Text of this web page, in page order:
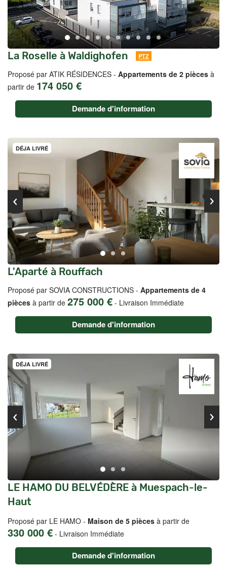
La Roselle à Waldighofen PTZ
Proposé par ATIK RÉSIDENCES - Appartements de 2 pièces à
partir de 174 050 €
Demande d'information
DÉJA LIVRÉ
L'Aparté à Rouffach
Proposé par SOVIA CONSTRUCTIONS - Appartements de 4
pièces à partir de 275 000 € - Livraison Immédiate
Demande d'information
DÉJA LIVRÉ
LE HAMO DU BELVÉDÈRE à Muespach-le-
Haut
Proposé par LE HAMO - Maison de 5 pièces à partir de
330 000 € - Livraison Immédiate
Demande d'information